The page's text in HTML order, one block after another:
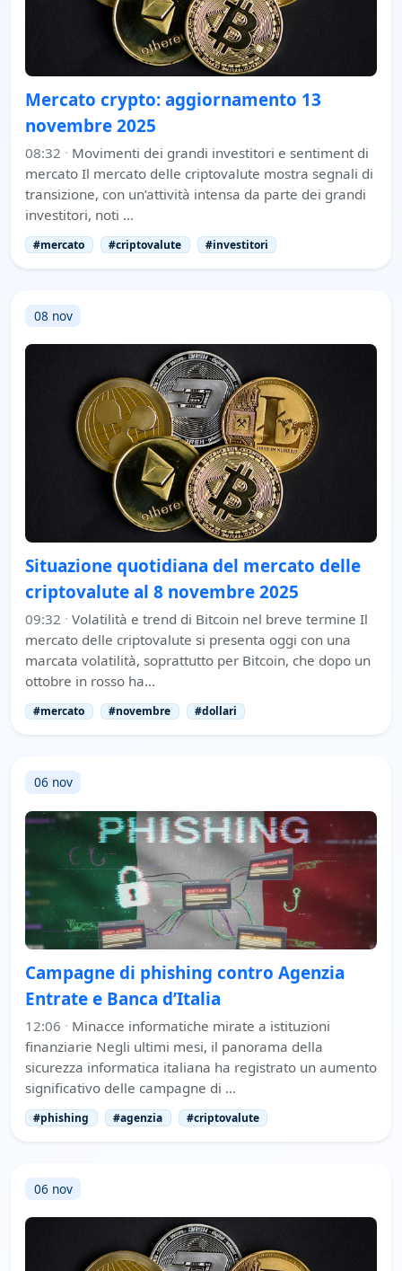
Mercato crypto: aggiornamento 13
novembre 2025
08:32 · Movimenti dei grandi investitori e sentiment di
mercato Il mercato delle criptovalute mostra segnali di
transizione, con un’attività intensa da parte dei grandi
investitori, noti …
#mercato #criptovalute #investitori
08 nov
Situazione quotidiana del mercato delle
criptovalute al 8 novembre 2025
09:32 · Volatilità e trend di Bitcoin nel breve termine Il
mercato delle criptovalute si presenta oggi con una
marcata volatilità, soprattutto per Bitcoin, che dopo un
ottobre in rosso ha…
#mercato #novembre #dollari
06 nov
Campagne di phishing contro Agenzia
Entrate e Banca d’Italia
12:06 · Minacce informatiche mirate a istituzioni
finanziarie Negli ultimi mesi, il panorama della
sicurezza informatica italiana ha registrato un aumento
significativo delle campagne di …
#phishing #agenzia #criptovalute
06 nov